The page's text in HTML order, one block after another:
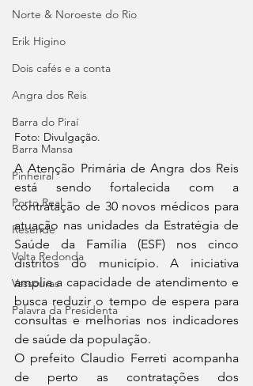
Norte & Noroeste do Rio
Erik Higino
Dois cafés e a conta
Angra dos Reis
Barra do Piraí
Barra Mansa
Pinheiral
Porto Real
Resende
Volta Redonda
Vassouras
Palavra da Presidenta
Foto: Divulgação.
A Atenção Primária de Angra dos Reis
está sendo fortalecida com a
contratação de 30 novos médicos para
atuação nas unidades da Estratégia de
Saúde da Família (ESF) nos cinco
distritos do município. A iniciativa
amplia a capacidade de atendimento e
busca reduzir o tempo de espera para
consultas e melhorias nos indicadores
de saúde da população.
O prefeito Claudio Ferreti acompanha
de perto as contratações dos